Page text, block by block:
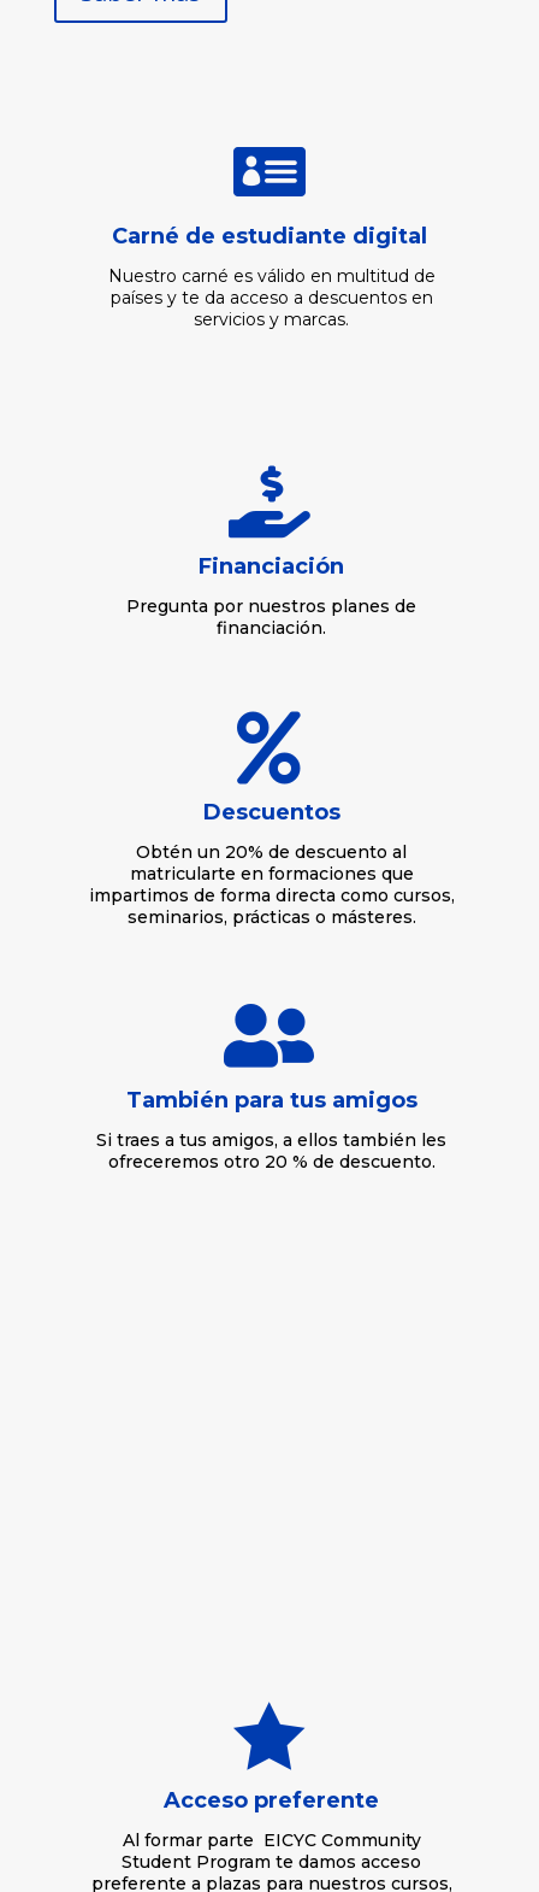

Carné de estudiante digital
Nuestro carné es válido en multitud de
países y te da acceso a descuentos en
servicios y marcas.

Financiación
Pregunta por nuestros planes de
financiación.

Descuentos
Obtén un 20% de descuento al
matricularte en formaciones que
impartimos de forma directa como cursos,
seminarios, prácticas o másteres.

También para tus amigos
Si traes a tus amigos, a ellos también les
ofreceremos otro 20 % de descuento.

Acceso preferente
Al formar parte EICYC Community
Student Program te damos acceso
preferente a plazas para nuestros cursos,